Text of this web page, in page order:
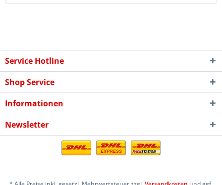
Service Hotline
Shop Service
Informationen
Newsletter